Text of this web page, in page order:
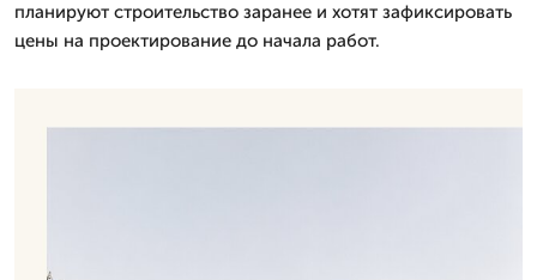
планируют строительство заранее и хотят зафиксировать
цены на проектирование до начала работ.